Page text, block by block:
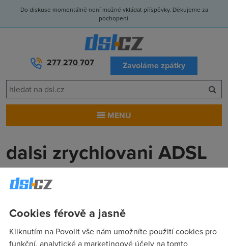
Do diskuse momentálně není možné vkládat příspěvky. Děkujeme za
pochopení.
277 270 707 Zavoláme zpátky
MENU
dalsi zrychlovani ADSL
jiz v kvetnu?
Tak jsem prosel ty diskuze tady a jiz nekteri spekuluji, ze se
bude tento rok v kvetnu zrychlovat. Muzete tuto informaci
Cookies férově a jasně
Kliknutím na Povolit vše nám umožníte použití cookies pro
funkční, analytické a marketingové účely na tomto